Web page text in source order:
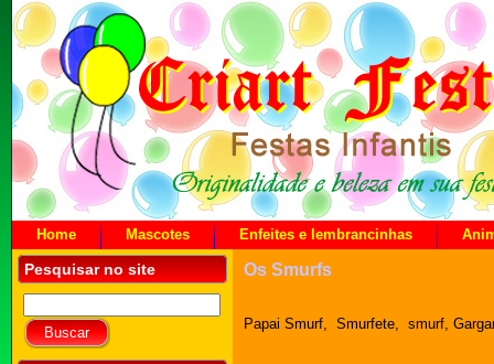
Home Mascotes Enfeites e lembrancinhas
Pesquisar no site Os Smurfs
Papai Smurf, Smurfete, smurf,